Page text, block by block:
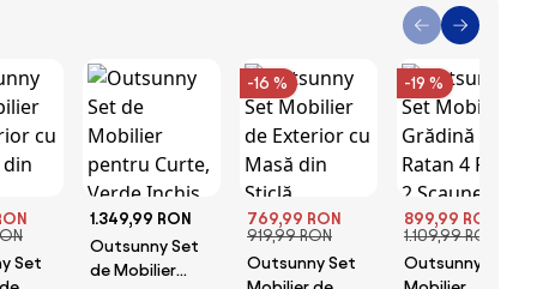
Set
1.349,99 RON
Outsunny Set
de Mobilier
-16 %
769,99 RON
919,99 RON
Outsunny Set
-19 %
899,99 RON
1.109,99 RON
Outsunny Set